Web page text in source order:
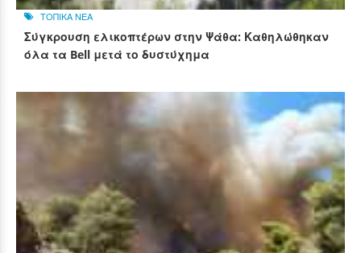
ΤΟΠΙΚΑ ΝΕΑ
Σύγκρουση ελικοπτέρων στην Ψάθα: Καθηλώθηκαν
όλα τα Bell μετά το δυστύχημα